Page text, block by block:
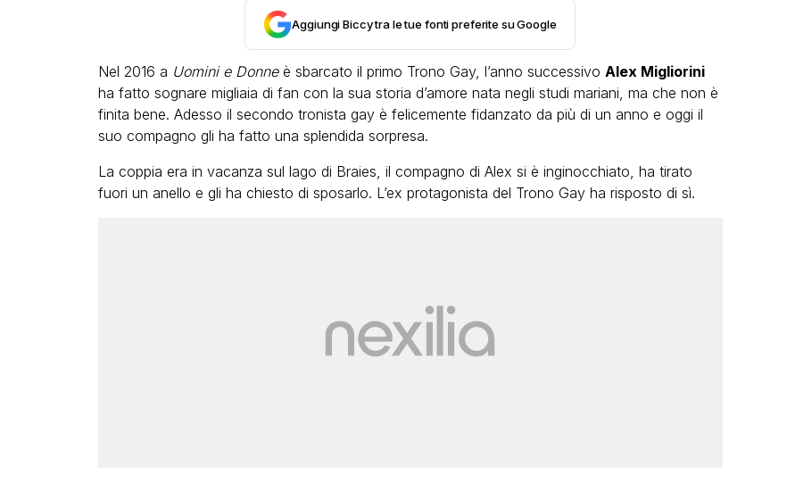
Aggiungi Biccy tra le tue fonti preferite su Google
Nel 2016 a Uomini e Donneè sbarcato il primo Trono Gay, l’anno successivo Alex Migliorini
ha fatto sognare migliaia di fan con la sua storia d’amore nata negli studi mariani, ma che non è
finita bene. Adesso il secondo tronista gay è felicemente fidanzato da più di un anno e oggi il
suo compagno gli ha fatto una splendida sorpresa.
La coppia era in vacanza sul lago di Braies, il compagno di Alex si è inginocchiato, ha tirato
fuori un anello e gli ha chiesto di sposarlo. L’ex protagonista del Trono Gay ha risposto di sì.
“Addio cike mie, siete state una
grande famiglia per me”
Bimba Bum del
virale nell’estate della
definitiva di Striscia la